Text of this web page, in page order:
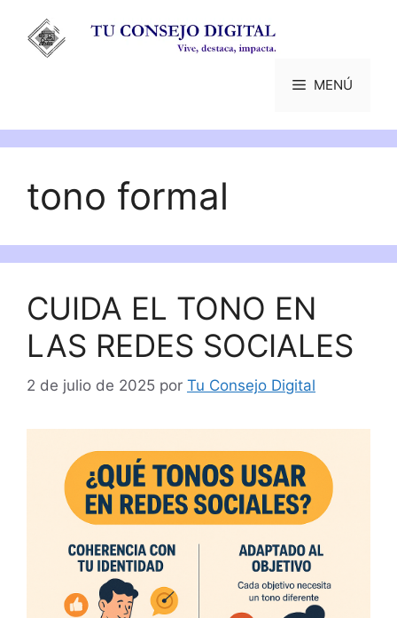
contenido
MENÚ
tono formal
CUIDA EL TONO EN
LAS REDES SOCIALES
2 de julio de 2025 por Tu Consejo Digital